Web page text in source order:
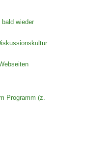
wieder
Programm (z.